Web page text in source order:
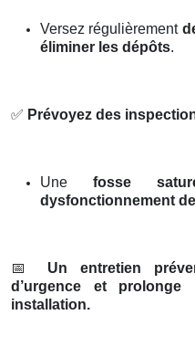
Versez régulièrement
éliminer les dépôts.
✅ Prévoyez des
Unefosse
dysfonctionnement
📅
Un entretien
d’urgence et
installation.